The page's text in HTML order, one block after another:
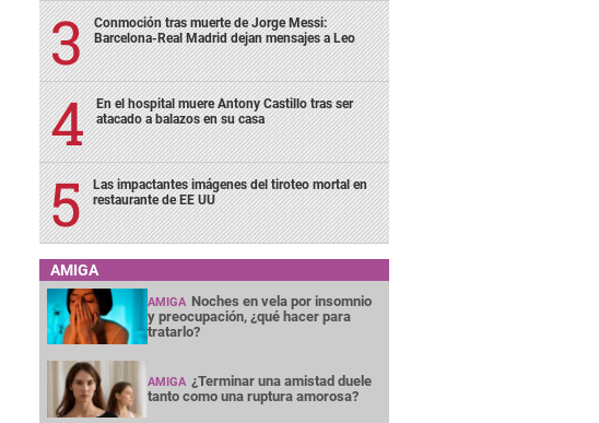
Conmoción tras muerte de Jorge Messi:
Barcelona-Real Madrid dejan mensajes a Leo
En el hospital muere Antony Castillo tras ser
atacado a balazos en su casa
Las impactantes imágenes del tiroteo mortal en
restaurante de EE UU
AMIGA
AMIGA Noches en vela por insomnio
y preocupación, ¿qué hacer para
tratarlo?
AMIGA ¿Terminar una amistad duele
tanto como una ruptura amorosa?